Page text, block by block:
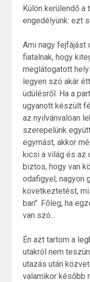
Külön kerülendő
engedélyünk: ezt
Ami nagy fejfájást
fiatalnak, hogy
meglátogatott
legyen szó akár
üdülésről. Ha a
ugyanott készült
az nyilvánvalóan
szerepelünk
egymást, akkor
kicsi a világ és az
biztos, hogy van
odafigyel, nagyon
következtetést,
ban". Főleg, ha
van szó...
Én azt tartom a
utakról nem
utazás után
valamikor később